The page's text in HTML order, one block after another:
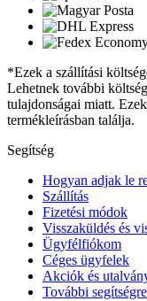
*Ezek a szállítási
Lehetnek további
tulajdonságai miatt.
termékleírásban találja.
Segítség
Hogyan adjak le
Szállítás
Fizetési módok
Visszaküldés és
Ügyfélfiókom
Céges ügyfelek
Akciók és
További